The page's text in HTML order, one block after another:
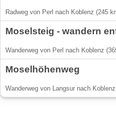
Radweg von Perl nach Koblenz (245
Moselsteig - wandern
Wanderweg von Perl nach Koblenz
Moselhöhenweg
Wanderweg von Langsur nach